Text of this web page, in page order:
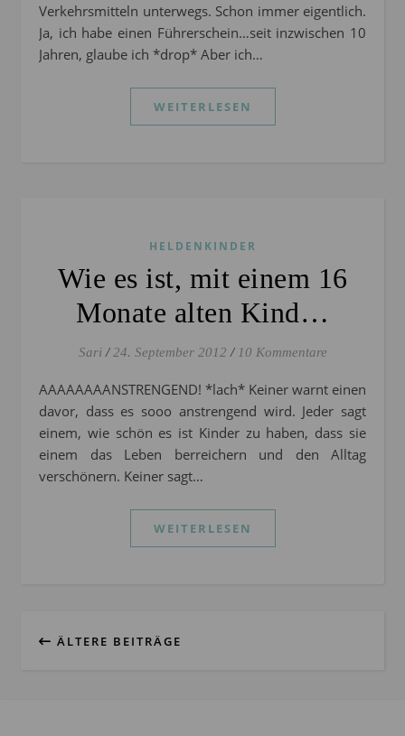
Verkehrsmitteln unterwegs. Schon immer eigentlich.
Ja, ich habe einen Führerschein…seit inzwischen 10
Jahren, glaube ich *drop* Aber ich…
WEITERLESEN
HELDENKINDER
Wie es ist, mit einem 16
Monate alten Kind…
Sari / 24. September 2012 / 10 Kommentare
AAAAAAAANSTRENGEND! *lach* Keiner warnt einen
davor, dass es sooo anstrengend wird. Jeder sagt
einem, wie schön es ist Kinder zu haben, dass sie
einem das Leben berreichern und den Alltag
verschönern. Keiner sagt…
WEITERLESEN
ÄLTERE BEITRÄGE